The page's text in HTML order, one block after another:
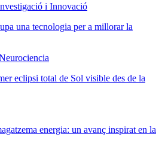
i Innovació
una tecnologia per a millorar la
eclipsi total de Sol visible des de la
energia: un avanç inspirat en la